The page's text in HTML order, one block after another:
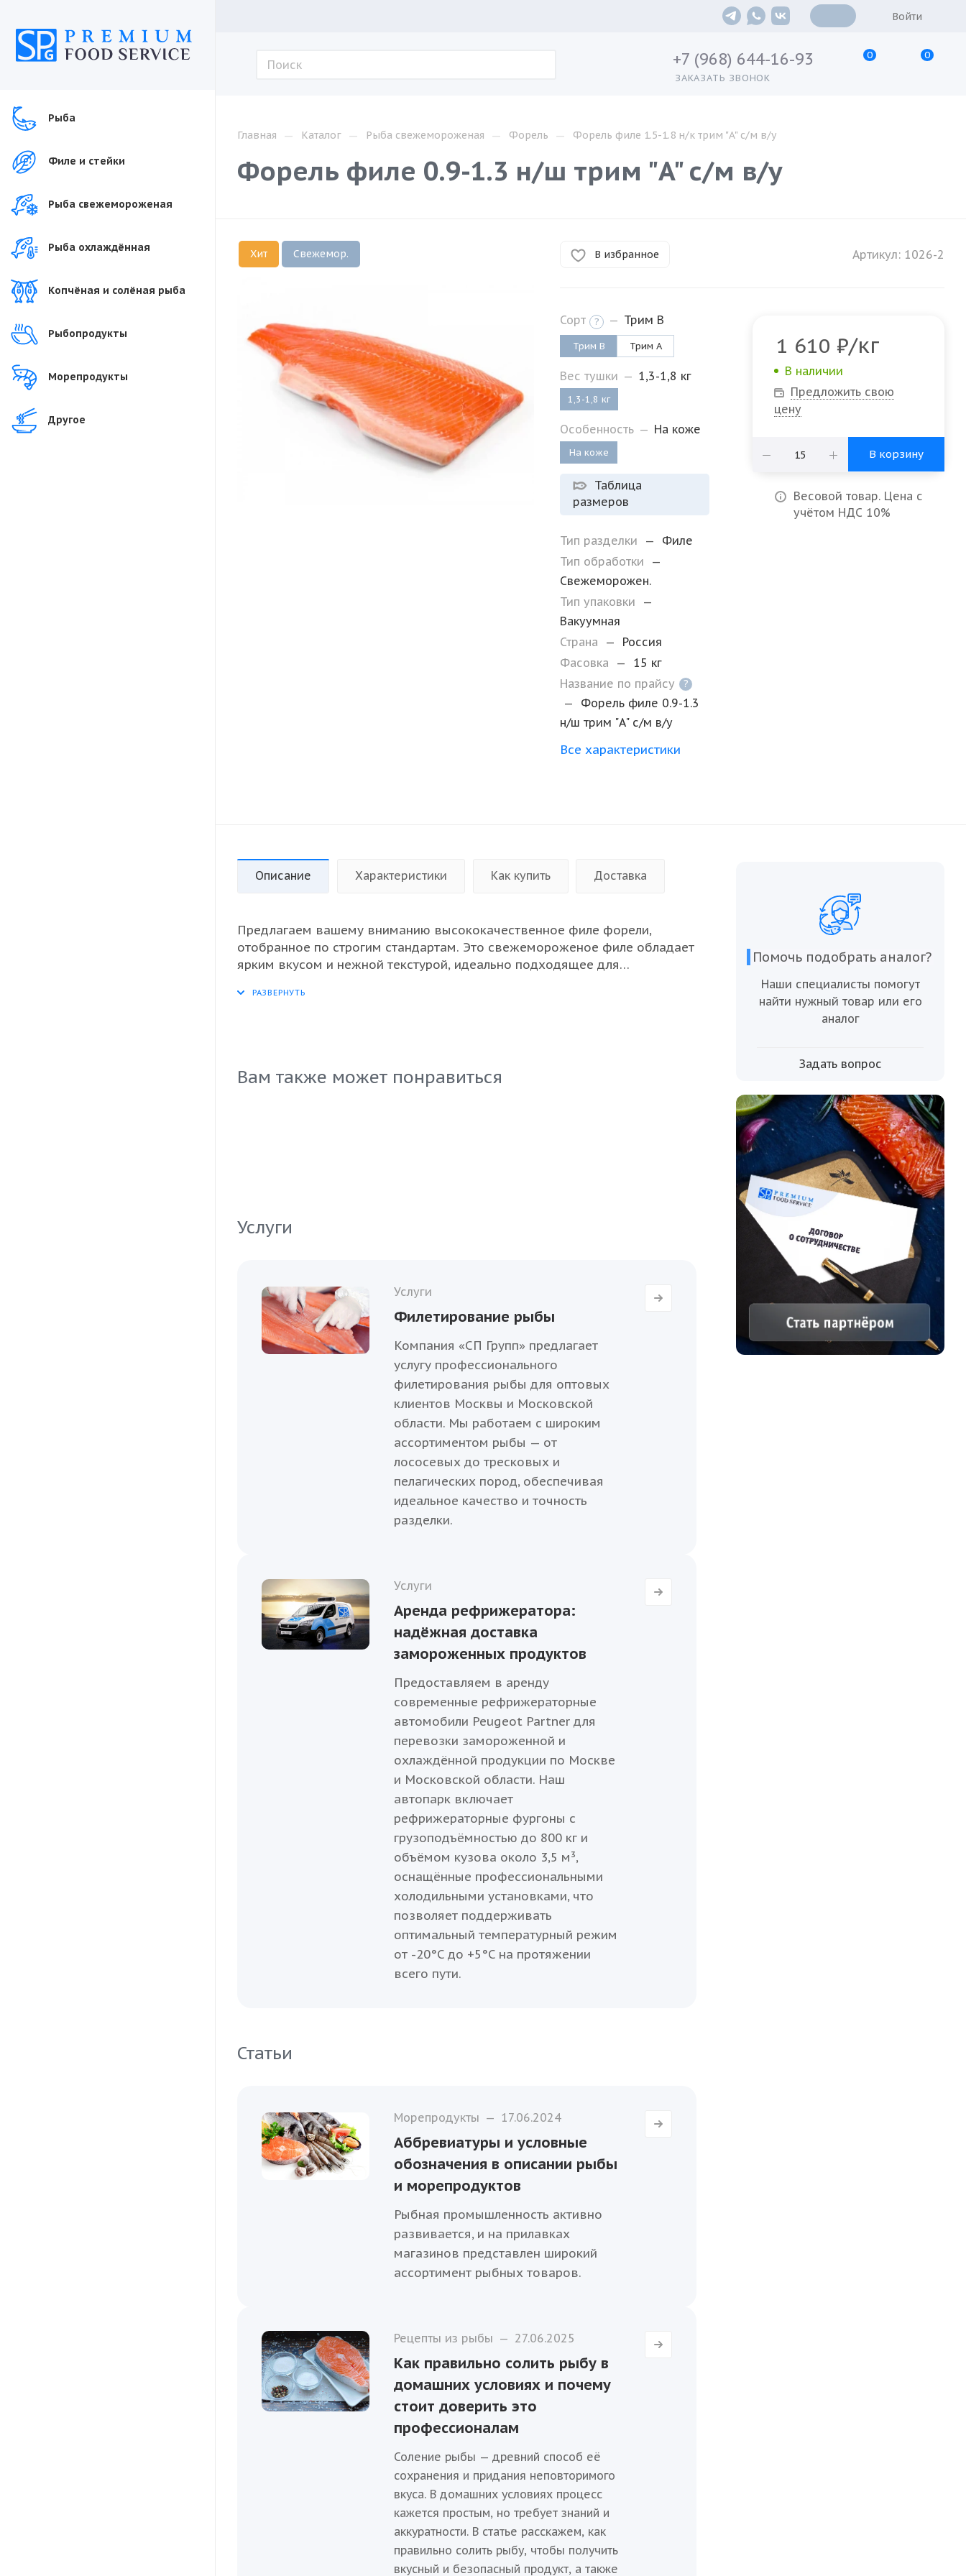
Войти
+7 (968) 644-16-93
ЗАКАЗАТЬ ЗВОНОК
0 0
Рыба
Филе и стейки
Рыба свежемороженая
Рыба охлаждённая
Копчёная и солёная рыба
Рыбопродукты
Морепродукты
Другое
Главная — Каталог — Рыба свежемороженая — Форель — Форель филе 1.5-1.8 н/к трим "A" с/м в/у
Форель филе 0.9-1.3 н/ш трим "A" с/м в/у
Хит Свежемор. В избранное Артикул: 1026-2
Сорт ? — Трим B
Трим B Трим А
Вес тушки — 1,3-1,8 кг
1,3-1,8 кг
Особенность — На коже
На коже
Таблица
размеров
Тип разделки —
Филе
Тип обработки
—
Свежеморожен.
Тип упаковки
—
Вакуумная
Страна
—
Россия
Фасовка
—
15 кг
Название по прайсу
?
—
Форель филе 0.9-1.3
н/ш трим "A" с/м в/у
Все характеристики
1 610 ₽/кг
В наличии
Предложить свою
цену
В корзину
Весовой товар. Цена с
учётом НДС 10%
Описание Характеристики Как купить Доставка
Предлагаем вашему вниманию высококачественное филе форели,
отобранное по строгим стандартам. Это свежемороженое филе обладает
ярким вкусом и нежной текстурой, идеально подходящее для
сохраняет все полезные свойства, что делает его отличным выбором для
Вам также может понравиться
Услуги
Услуги
Филетирование рыбы
Компания «СП Групп» предлагает
услугу профессионального
филетирования рыбы для оптовых
клиентов Москвы и Московской
области. Мы работаем с широким
ассортиментом рыбы — от
лососевых до тресковых и
пелагических пород, обеспечивая
идеальное качество и точность
разделки.
Услуги
Аренда рефрижератора:
надёжная доставка
замороженных продуктов
Предоставляем в аренду
современные рефрижераторные
автомобили Peugeot Partner для
перевозки замороженной и
охлаждённой продукции по Москве
и Московской области. Наш
автопарк включает
рефрижераторные фургоны с
грузоподъёмностью до 800 кг и
объёмом кузова около 3,5 м³,
оснащённые профессиональными
холодильными установками, что
позволяет поддерживать
оптимальный температурный режим
от -20°C до +5°C на протяжении
всего пути.
Статьи
Морепродукты — 17.06.2024
Аббревиатуры и условные
обозначения в описании рыбы
и морепродуктов
Рыбная промышленность активно
развивается, и на прилавках
магазинов представлен широкий
ассортимент рыбных товаров.
Рецепты из рыбы — 27.06.2025
Как правильно солить рыбу в
домашних условиях и почему
стоит доверить это
профессионалам
Соление рыбы — древний способ её
сохранения и придания неповторимого
вкуса. В домашних условиях процесс
кажется простым, но требует знаний и
аккуратности. В статье расскажем, как
правильно солить рыбу, чтобы получить
вкусный и безопасный продукт, а также
Помочь подобрать аналог?
Наши специалисты помогут
найти нужный товар или его
аналог
Задать вопрос